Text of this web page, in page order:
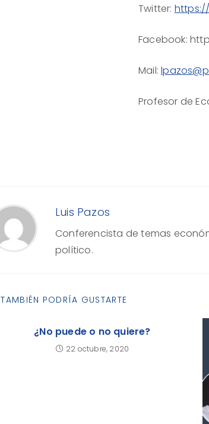
Twitter:
Facebook:
Mail:
Profesor de
Luis Pazos
Conferencista de temas
político.
TAMBIÉN PODRÍA GUSTARTE
¿No puede o no quiere?
22 octubre, 2020